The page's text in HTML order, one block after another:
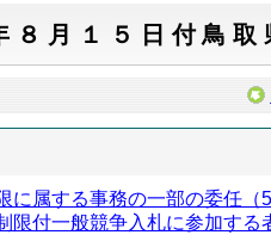
８月１５日付鳥取
に属する事務の一部の委任（
限付一般競争入札に参加す